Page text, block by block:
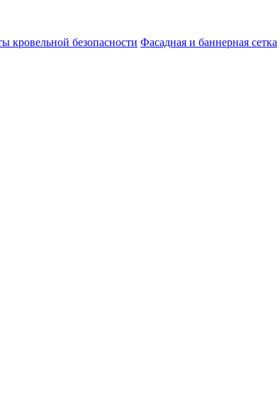
кровельной безопасности Фасадная и баннерная сетка